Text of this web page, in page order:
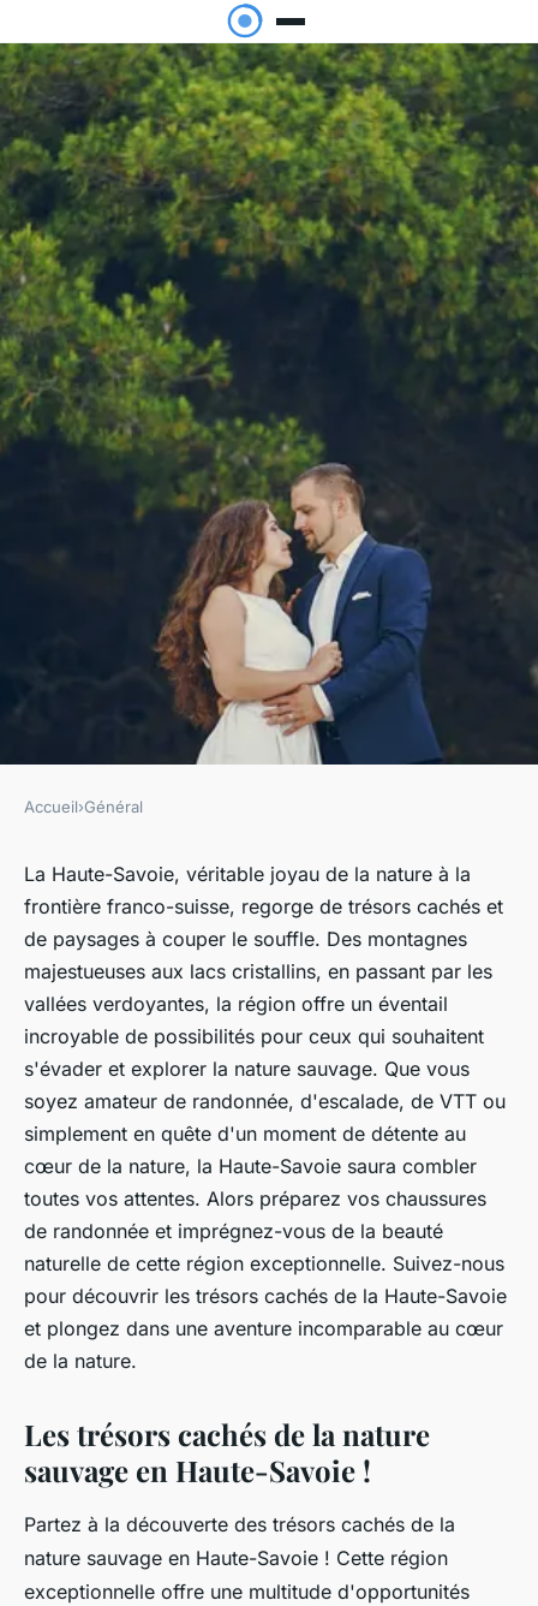
Baladez-vous dans la nature
sauvage de la Haute-Savoie et
explorez ses trésors cachés
gilberte• 10 septembre 2023•2 min de lecture
Accueil›Général
La Haute-Savoie, véritable joyau de la nature à la
frontière franco-suisse, regorge de trésors cachés et
de paysages à couper le souffle. Des montagnes
majestueuses aux lacs cristallins, en passant par les
vallées verdoyantes, la région offre un éventail
incroyable de possibilités pour ceux qui souhaitent
s'évader et explorer la nature sauvage. Que vous
soyez amateur de randonnée, d'escalade, de VTT ou
simplement en quête d'un moment de détente au
cœur de la nature, la Haute-Savoie saura combler
toutes vos attentes. Alors préparez vos chaussures
de randonnée et imprégnez-vous de la beauté
naturelle de cette région exceptionnelle. Suivez-nous
pour découvrir les trésors cachés de la Haute-Savoie
et plongez dans une aventure incomparable au cœur
de la nature.
Les trésors cachés de la nature
sauvage en Haute-Savoie !
Partez à la découverte des trésors cachés de la
nature sauvage en Haute-Savoie ! Cette région
exceptionnelle offre une multitude d'opportunités